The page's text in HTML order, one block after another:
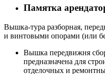
Памятка
Вышка-тура разборная,
и винтовыми опорами (или
Вышка передвижня
предназначена для
отделочных и